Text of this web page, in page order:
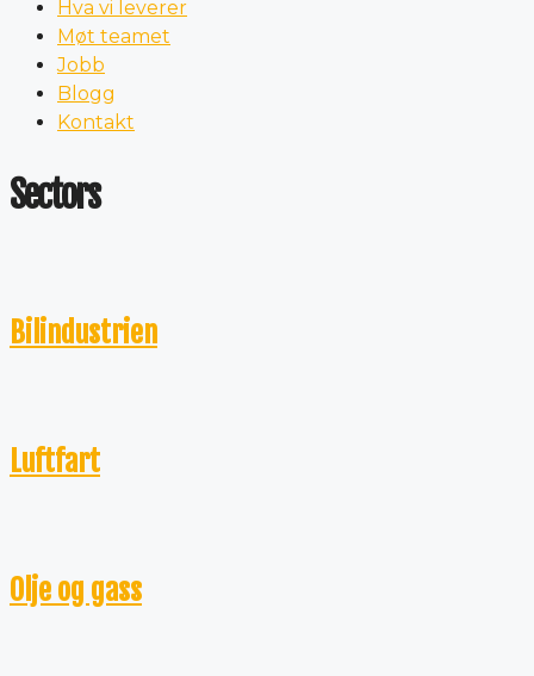
Hva vi leverer
Møt teamet
Jobb
Blogg
Kontakt
Sectors
Bilindustrien
Luftfart
Olje og gass